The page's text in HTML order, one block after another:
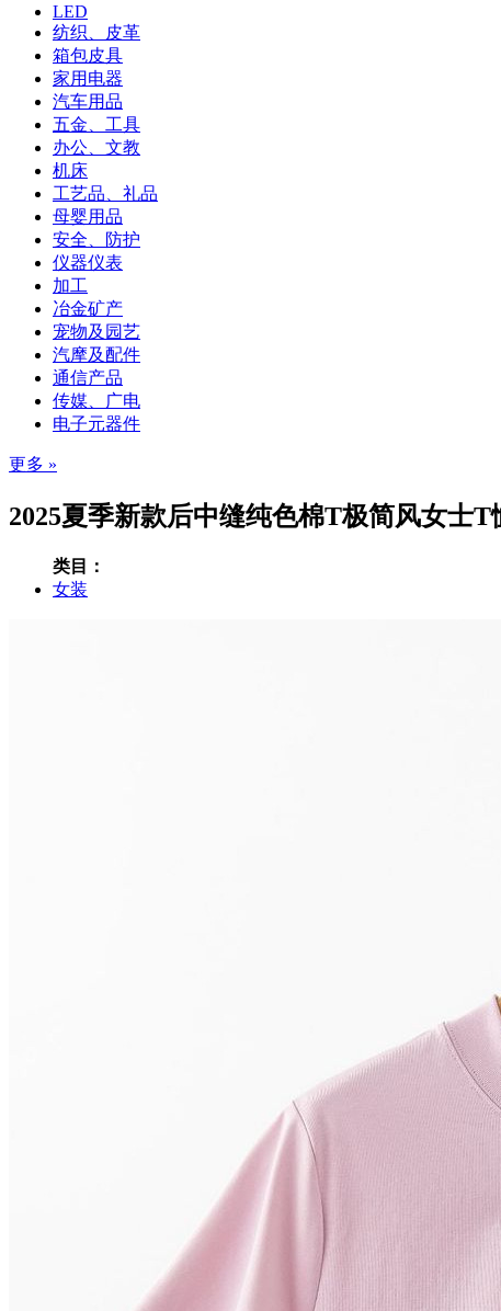
LED
纺织、皮革
箱包皮具
家用电器
汽车用品
五金、工具
办公、文教
机床
工艺品、礼品
母婴用品
安全、防护
仪器仪表
加工
冶金矿产
宠物及园艺
汽摩及配件
通信产品
传媒、广电
电子元器件
更多 »
2025夏季新款后中缝纯色棉T极简风女士
类目：
女装